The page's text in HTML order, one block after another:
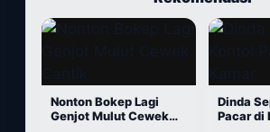
Nonton Bokep Lagi
Genjot Mulut Cewek
Dinda
Pacar di